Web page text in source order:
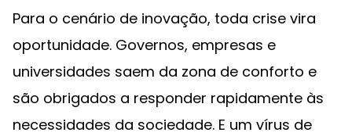
Para o cenário de inovação, toda crise vira
oportunidade. Governos, empresas e
universidades saem da zona de conforto e
são obrigados a responder rapidamente às
necessidades da sociedade. E um vírus de